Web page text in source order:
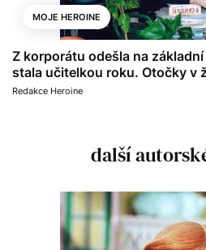
MOJE HEROINE
Z korporátu odešla na
stala učitelkou roku. Otočky v
Redakce Heroine
další